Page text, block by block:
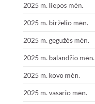
2025 m. liepos mėn.
2025 m. birželio mėn.
2025 m. gegužės mėn.
2025 m. balandžio mėn.
2025 m. kovo mėn.
2025 m. vasario mėn.